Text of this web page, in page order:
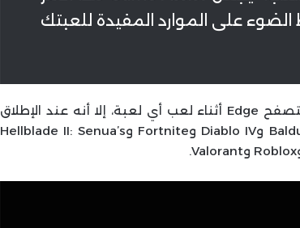
على الموارد المفيدة للعبتك
على الرغم من أنه يمكن استخدام Game Assist لإظهار متصفح Edge أثناء لعب أي لعبة، إلا أنه عند الإطلاق
سيحتوي على دعم لتسعة ألعاب فقط وهم: Baldur’s Gate 3 وDiablo IV وFortnite وHellblade II: Senua’s